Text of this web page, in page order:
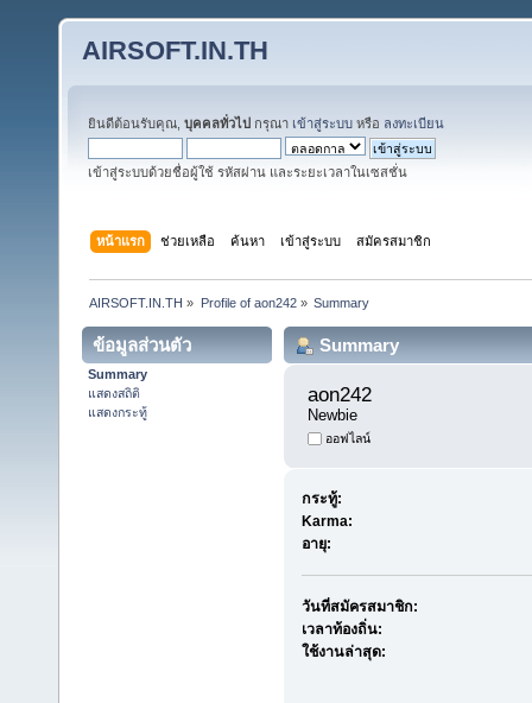
AIRSOFT.IN.TH
ยินดีต้อนรับคุณ, บุคคลทั่วไป กรุณา เข้าสู่ระบบ หรือ ลงทะเบียน
เข้าสู่ระบบด้วยชื่อผู้ใช้ รหัสผ่าน และระยะเวลาในเซสชั่น
หน้าแรก ช่วยเหลือ ค้นหา เข้าสู่ระบบ สมัครสมาชิก
AIRSOFT.IN.TH » Profile of aon242» Summary
ข้อมูลส่วนตัว
Summary
แสดงสถิติ
แสดงกระทู้
Summary
aon242
Newbie
ออฟไลน์
กระทู้:
Karma:
อายุ:
วันที่สมัครสมาชิก:
เวลาท้องถิ่น:
ใช้งานล่าสุด: